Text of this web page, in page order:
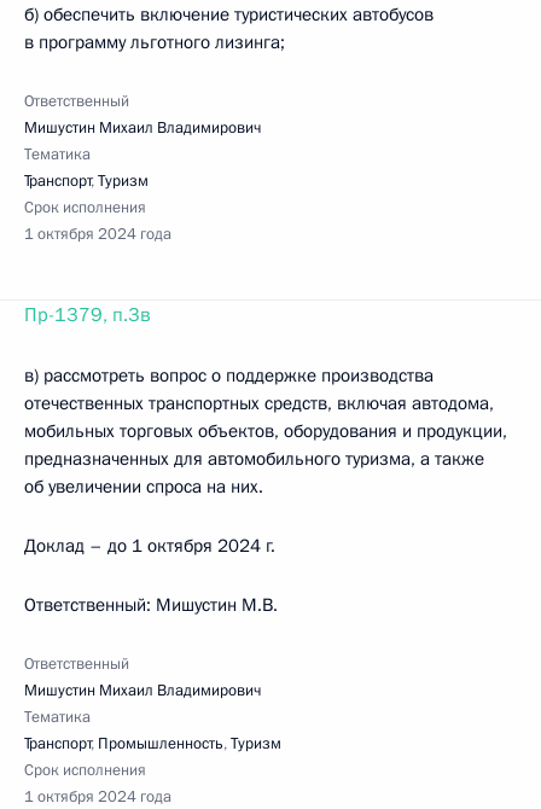
б) обеспечить включение туристических автобусов
в программу льготного лизинга;
Ответственный
Мишустин Михаил Владимирович
Тематика
Транспорт,Туризм
Срок исполнения
1 октября 2024 года
Пр-1379, п.3в
в) рассмотреть вопрос о поддержке производства
отечественных транспортных средств, включая автодома,
мобильных торговых объектов, оборудования и продукции,
предназначенных для автомобильного туризма, а также
об увеличении спроса на них.
Доклад – до 1 октября 2024 г.
Ответственный: Мишустин М.В.
Ответственный
Мишустин Михаил Владимирович
Тематика
Транспорт, Промышленность,Туризм
Срок исполнения
1 октября 2024 года